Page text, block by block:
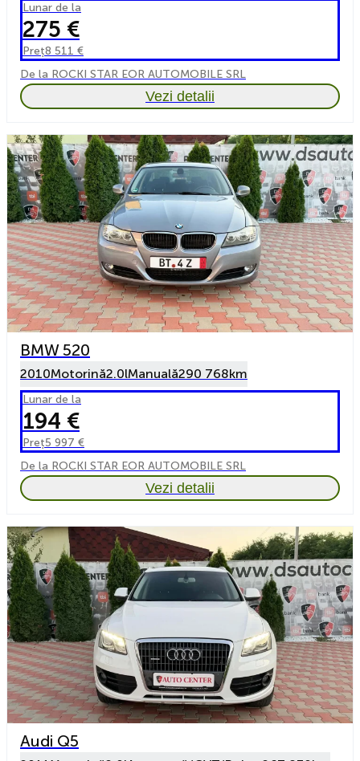
Lunar de la
275 €
Preț8 511 €
De la ROCKI STAR EOR AUTOMOBILE SRL
Vezi detalii
BMW 520
2010Motorină2.0lManuală290 768km
Lunar de la
194 €
Preț5 997 €
De la ROCKI STAR EOR AUTOMOBILE SRL
Vezi detalii
Audi Q5